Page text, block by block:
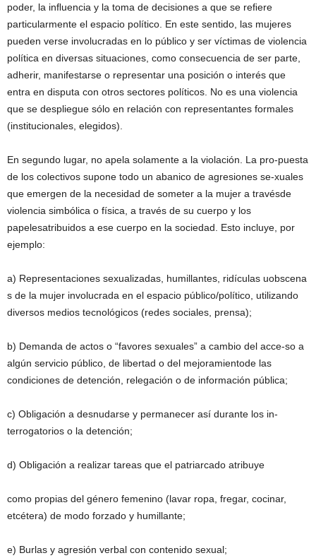
poder, la inﬂuencia y la toma de decisiones a que se reﬁere
particularmente el espacio político. En este sentido, las mujeres
pueden verse involucradas en lo público y ser víctimas de violencia
política en diversas situaciones, como consecuencia de ser parte,
adherir, manifestarse o representar una posición o interés que
entra en disputa con otros sectores políticos. No es una violencia
que se despliegue sólo en relación con representantes formales
(institucionales, elegidos).
En segundo lugar, no apela solamente a la violación. La pro-puesta
de los colectivos supone todo un abanico de agresiones se-xuales
que emergen de la necesidad de someter a la mujer a travésde
violencia simbólica o física, a través de su cuerpo y los
papelesatribuidos a ese cuerpo en la sociedad. Esto incluye, por
ejemplo:
a) Representaciones sexualizadas, humillantes, ridículas uobscena
s de la mujer involucrada en el espacio público/político, utilizando
diversos medios tecnológicos (redes sociales, prensa);
b) Demanda de actos o “favores sexuales” a cambio del acce-so a
algún servicio público, de libertad o del mejoramientode las
condiciones de detención, relegación o de información pública;
c) Obligación a desnudarse y permanecer así durante los in-
terrogatorios o la detención;
d) Obligación a realizar tareas que el patriarcado atribuye
como propias del género femenino (lavar ropa, fregar, cocinar,
etcétera) de modo forzado y humillante;
e) Burlas y agresión verbal con contenido sexual;